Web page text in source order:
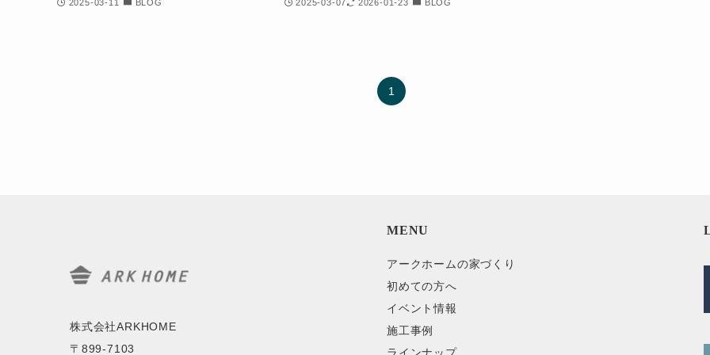
2025-03-11 BLOG 2025-03-07 2026-01-23 BLOG
1
株式会社ARKHOME
〒899-7103
MENU
アークホームの家づくり
初めての方へ
イベント情報
施工事例